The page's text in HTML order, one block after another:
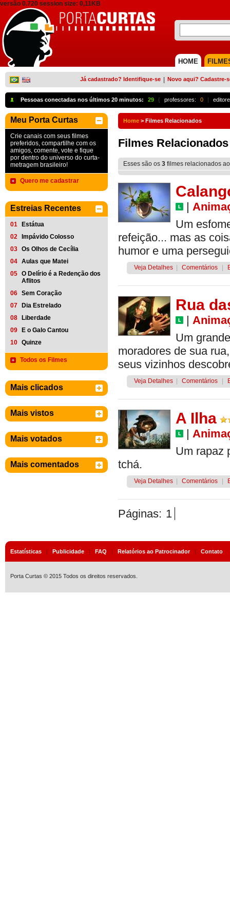
versão 0.720 session size: 0,11KB
HOME
Já cadastrado? Identifique-se Novo aqui? Cadastre-
Pessoas conectadas nos últimos 20 minutos: 29 { professores: 0 |
Meu Porta Curtas
Crie canais com seus filmes
preferidos, compartilhe com os
amigos, comente, vote e fique
por dentro do universo do curta-
metragem brasileiro!
Quero me cadastrar
Estreias Recentes
01
Estátua
02
Impávido Colosso
03 Os Olhos de Cecília
04 Aulas que Matei
05 O Delírio é a Redenção dos
Aflitos
06 Sem Coração
07
Dia Estrelado
08
Liberdade
09
E o Galo Cantou
10 Quinze
Todos os Filmes
Mais clicados
Mais vistos
Mais votados
Mais comentados
Home > Filmes Relacionados
Filmes Relacionados
Esses são os 3 filmes relacionados
|
Um
refeição... mas as
humor e uma
Veja Detalhes Comentários
Rua
|
Um
moradores de sua
seus vizinhos
Veja Detalhes Comentários
A Ilha
|
Um rapaz
tchá.
Veja Detalhes Comentários
Páginas: 1
Estatísticas | Publicidade | FAQ | Relatórios ao Patrocinador| Contato
Porta Curtas © 2015 Todos os direitos reservados.